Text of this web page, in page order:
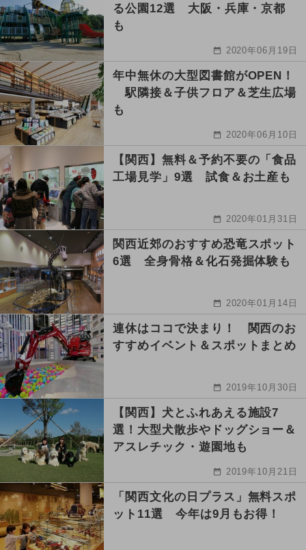
る公園12選 大阪・兵庫・京都
も
2020年06月19日
年中無休の大型図書館がOPEN！
駅隣接＆子供フロア＆芝生広場
も
2020年06月10日
【関西】無料＆予約不要の「食品
工場見学」9選 試食＆お土産も
2020年01月31日
関西近郊のおすすめ恐竜スポット
6選 全身骨格＆化石発掘体験も
2020年01月14日
連休はココで決まり！ 関西のお
すすめイベント＆スポットまとめ
2019年10月30日
【関西】犬とふれあえる施設7
選！大型犬散歩やドッグショー＆
アスレチック・遊園地も
2019年10月21日
「関西文化の日プラス」無料スポ
ット11選 今年は9月もお得！